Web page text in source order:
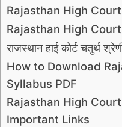
Rajasthan High
Rajasthan High
राजस्थान हाई कोर्ट चतुर्थ
How to Download
Syllabus PDF
Rajasthan High
Important Links